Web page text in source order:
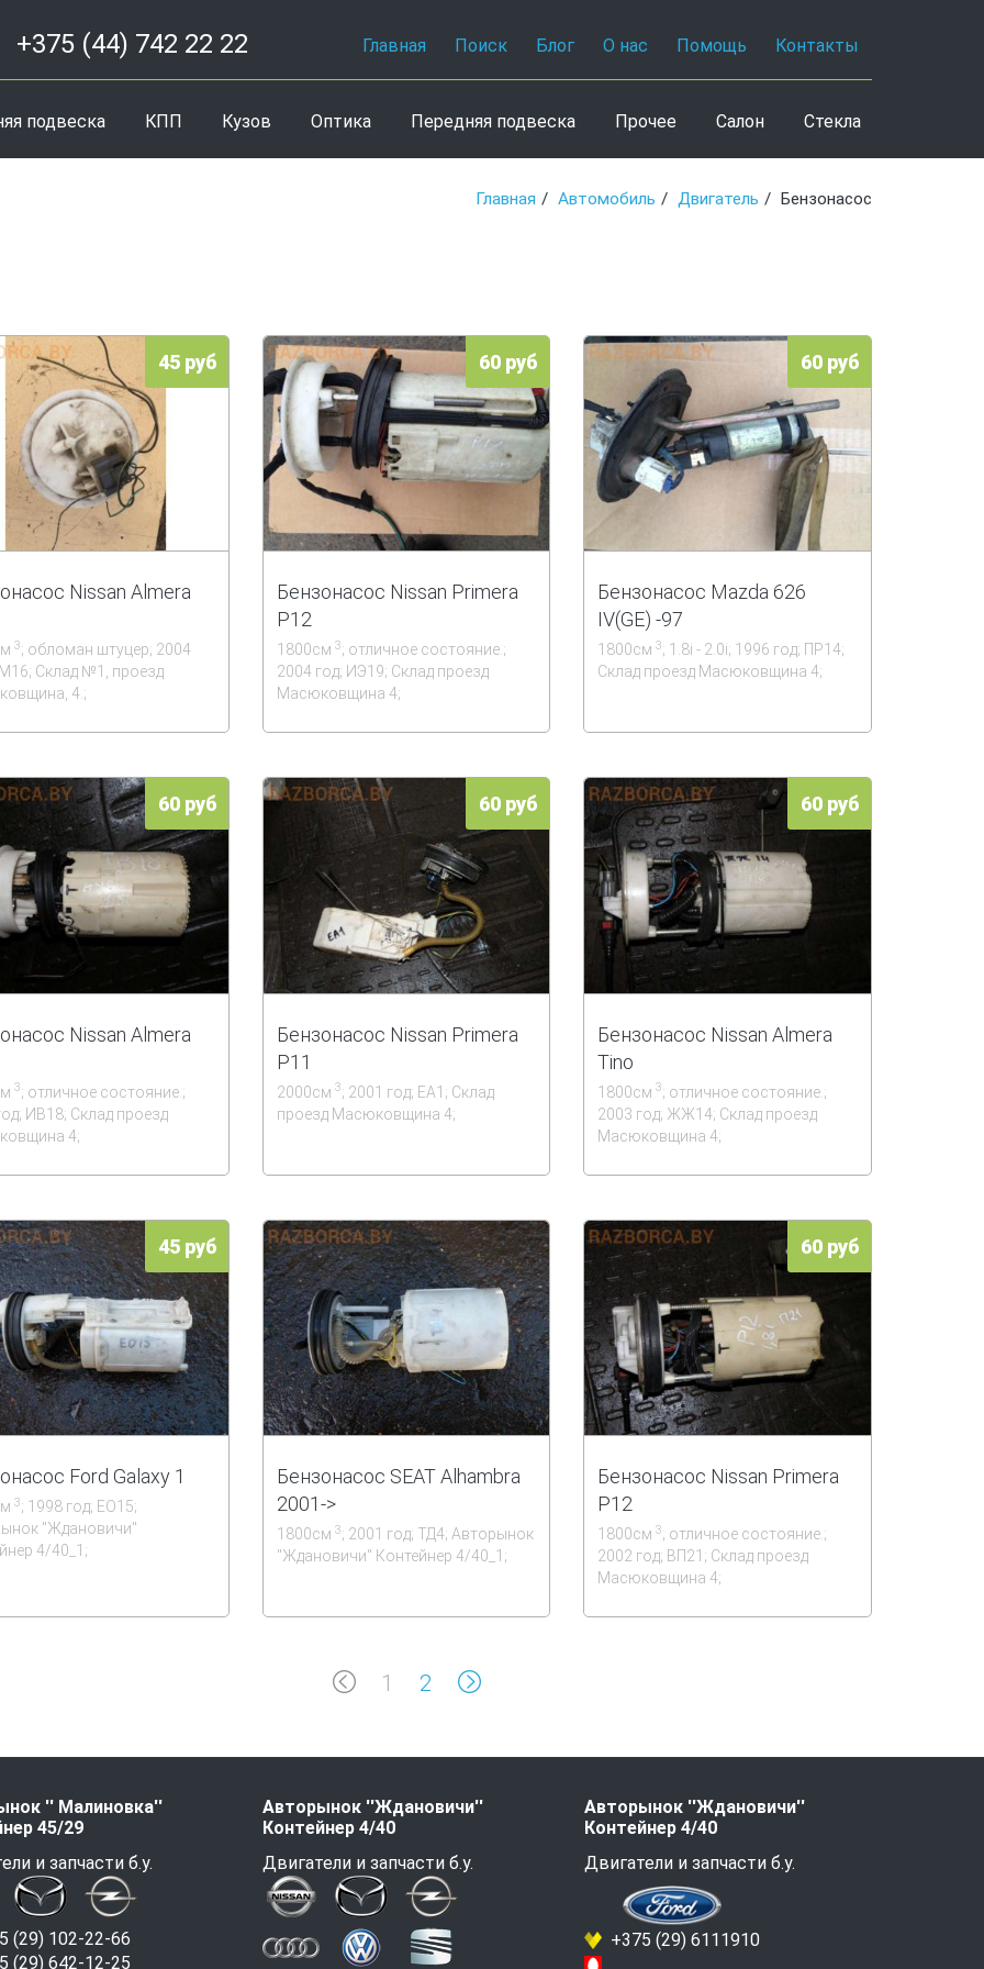
+375 (44) 742 22 22 Главная Поиск Блог О нас Помощь Контакты
подвеска КПП Кузов Оптика Передняя подвеска Прочее Салон Стекла
Главная Автомобиль Двигатель Бензонасос
45 руб
Nissan Almera
3; обломан штуцер; 2004
Склад №1, проезд
4.;
60 руб
Бензонасос Nissan Primera
P12
1800см 3; отличное состояние.;
2004 год; ИЭ19; Склад проезд
Масюковщина 4;
60 руб
Бензонасос Mazda 626
IV(GE) -97
1800см3; 1.8i - 2.0i; 1996 год; ПР14;
Склад проезд Масюковщина 4;
60 руб
Nissan Almera
3; отличное состояние.;
ИВ18; Склад проезд
4;
60 руб
Бензонасос Nissan Primera
P11
2000см 3; 2001 год; ЕА1; Склад
проезд Масюковщина 4;
60 руб
Бензонасос Nissan Almera
Tino
1800см3; отличное состояние.;
2003 год; ЖЖ14; Склад проезд
Масюковщина 4;
45 руб
Ford Galaxy 1
3; 1998 год; ЕО15;
''Ждановичи''
4/40_1;
Бензонасос SEAT Alhambra
2001->
1800см 3; 2001 год; ТД4; Авторынок
''Ждановичи'' Контейнер 4/40_1;
60 руб
Бензонасос Nissan Primera
P12
1800см3; отличное состояние.;
2002 год; ВП21; Склад проезд
Масюковщина 4;
1 2
'' Малиновка''
45/29
и запчасти б.у.
(29) 102-22-66
(29) 642-12-25
Авторынок ''Ждановичи''
Контейнер 4/40
Двигатели и запчасти б.у.
Авторынок ''Ждановичи''
Контейнер 4/40
Двигатели и запчасти б.у.
+375 (29) 6111910